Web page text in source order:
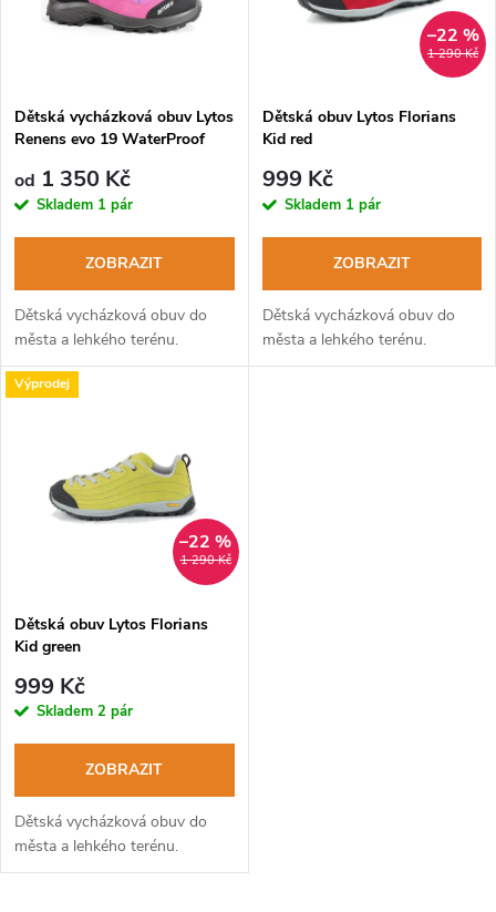
p
r
o
d
u
k
s
p
r
d
u
Dětská vycházková obuv Lytos
Renens evo 19 WaterProof
od 1 350 Kč
Skladem 1 pár
ZOBRAZIT
Dětská vycházková obuv do
města a lehkého terénu.
1 290 Kč
–22 %
Dětská obuv Lytos Florians
Kid red
999 Kč
Skladem 1 pár
ZOBRAZIT
Dětská vycházková obuv do
města a lehkého terénu.
Výprodej
1 290 Kč
–22 %
Dětská obuv Lytos Florians
Kid green
999 Kč
Skladem 2 pár
ZOBRAZIT
Dětská vycházková obuv do
města a lehkého terénu.